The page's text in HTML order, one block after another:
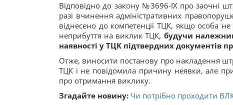
Відповідно до закону №3696-IX про заочні
разі вчинення адміністративних
віднесено до компетенції ТЦК, якщо особа
неприбуття на виклик ТЦК, будучи
наявності у ТЦК підтвердних документів
Отже, виносити постанову про накладення
ТЦК і не повідомила причину неявки, але
про отримання виклику.
Згадайте новину: Чи потрібно проходити